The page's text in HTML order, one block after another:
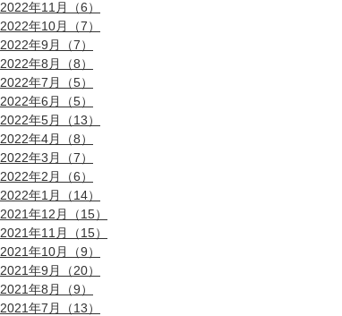
2022年11月（6）
2022年10月（7）
2022年9月（7）
2022年8月（8）
2022年7月（5）
2022年6月（5）
2022年5月（13）
2022年4月（8）
2022年3月（7）
2022年2月（6）
2022年1月（14）
2021年12月（15）
2021年11月（15）
2021年10月（9）
2021年9月（20）
2021年8月（9）
2021年7月（13）